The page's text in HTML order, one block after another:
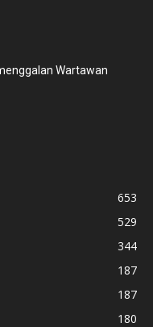
Wartawan
653
529
344
187
187
180